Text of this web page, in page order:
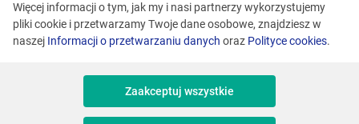
Różne lokalizacje
Więcej informacji o tym, jak my i nasi partnerzy wykorzystujemy
pliki cookie i przetwarzamy Twoje dane osobowe, znajdziesz w
naszej Informacji o przetwarzaniu danych oraz Polityce cookies.
Zaakceptuj wszystkie